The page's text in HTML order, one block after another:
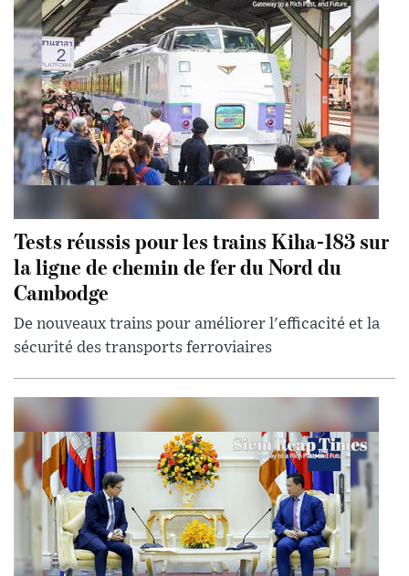
Tests réussis pour les trains Kiha-183 sur
la ligne de chemin de fer du Nord du
Cambodge
De nouveaux trains pour améliorer l'efficacité et la
sécurité des transports ferroviaires